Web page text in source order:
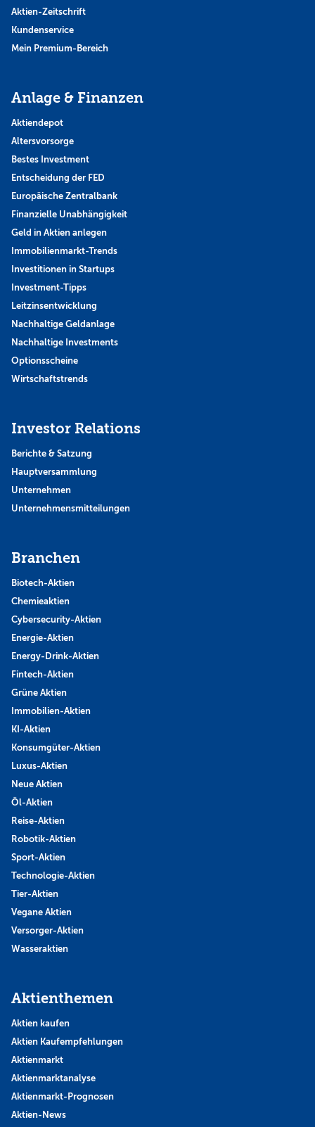
Aktien-Zeitschrift
Kundenservice
Mein Premium-Bereich
Anlage & Finanzen
Aktiendepot
Altersvorsorge
Bestes Investment
Entscheidung der FED
Europäische Zentralbank
Finanzielle Unabhängigkeit
Geld in Aktien anlegen
Immobilienmarkt-Trends
Investitionen in Startups
Investment-Tipps
Leitzinsentwicklung
Nachhaltige Geldanlage
Nachhaltige Investments
Optionsscheine
Wirtschaftstrends
Investor Relations
Berichte & Satzung
Hauptversammlung
Unternehmen
Unternehmensmitteilungen
Branchen
Biotech-Aktien
Chemieaktien
Cybersecurity-Aktien
Energie-Aktien
Energy-Drink-Aktien
Fintech-Aktien
Grüne Aktien
Immobilien-Aktien
KI-Aktien
Konsumgüter-Aktien
Luxus-Aktien
Neue Aktien
Öl-Aktien
Reise-Aktien
Robotik-Aktien
Sport-Aktien
Technologie-Aktien
Tier-Aktien
Vegane Aktien
Versorger-Aktien
Wasseraktien
Aktienthemen
Aktien kaufen
Aktien Kaufempfehlungen
Aktienmarkt
Aktienmarktanalyse
Aktienmarkt-Prognosen
Aktien-News